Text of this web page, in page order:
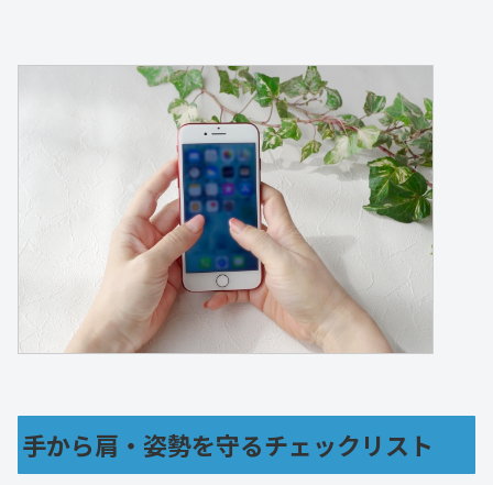
手から肩・姿勢を守るチェックリスト